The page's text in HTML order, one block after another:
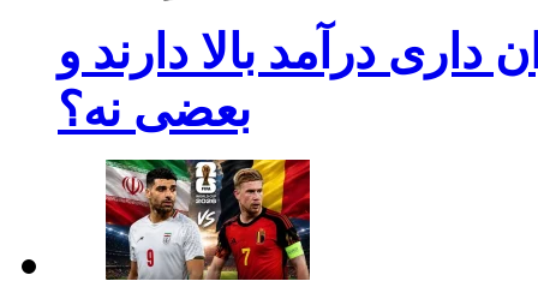
درآمد بالا دارند و
بعضی نه؟